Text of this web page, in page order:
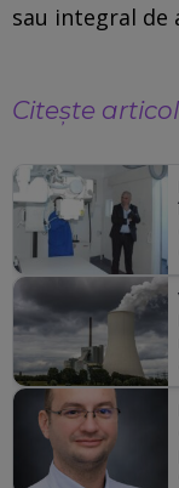
sau integral de
Citește